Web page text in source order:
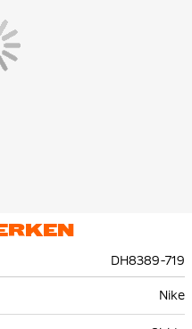
DH8389-719
Nike